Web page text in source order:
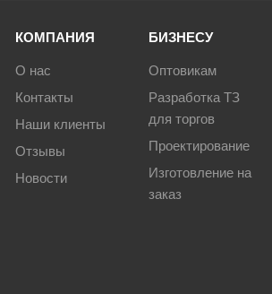
КОМПАНИЯ
О нас
Контакты
Наши клиенты
Отзывы
Новости
БИЗНЕСУ
Оптовикам
Разработка ТЗ
для торгов
Проектирование
Изготовление на
заказ